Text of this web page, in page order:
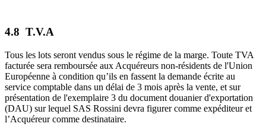
4.8 T.V.A
Tous les lots seront vendus sous le régime de la marge. Toute TVA
facturée sera remboursée aux Acquéreurs non-résidents de l'Union
Européenne à condition qu’ils en fassent la demande écrite au
service comptable dans un délai de 3 mois après la vente, et sur
présentation de l'exemplaire 3 du document douanier d'exportation
(DAU) sur lequel SAS Rossini devra figurer comme expéditeur et
l’Acquéreur comme destinataire.